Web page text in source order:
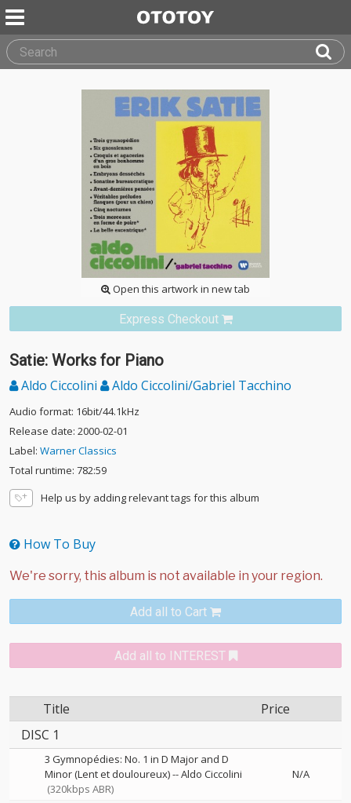
Open this artwork in new tab
Express Checkout
Satie: Works for Piano
Aldo Ciccolini Aldo Ciccolini/Gabriel Tacchino
Audio format: 16bit/44.1kHz
Release date: 2000-02-01
Label: Warner Classics
Total runtime: 782:59
Help us by adding relevant tags for this album
How To Buy
Add all to Cart
Add all to INTEREST
Title
Price
DISC 1
3 Gymnopédies: No. 1 in D Major and D
Minor (Lent et douloureux)--Aldo Ciccolini
(320kbps ABR)
N/A